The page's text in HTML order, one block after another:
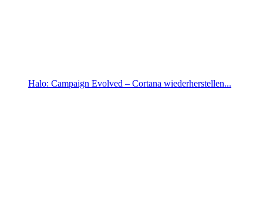
Halo: Campaign Evolved – Cortana wiederherstellen...